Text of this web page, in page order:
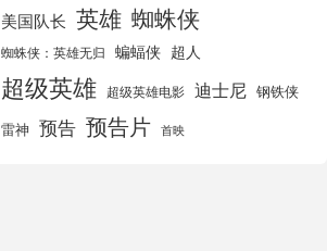
美国队长 英雄 蜘蛛侠
蜘蛛侠：英雄无归 蝙蝠侠 超人
超级英雄 超级英雄电影 迪士尼 钢铁侠
雷神 预告 预告片 首映